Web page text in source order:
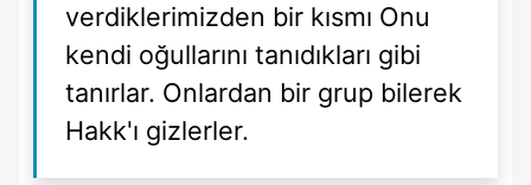
verdiklerimizden bir kısmı Onu
kendi oğullarını tanıdıkları gibi
tanırlar. Onlardan bir grup bilerek
Hakk'ı gizlerler.